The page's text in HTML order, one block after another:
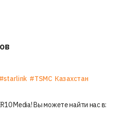
#starlink #TSMC Казахстан
Media! Вы можете найти нас в: